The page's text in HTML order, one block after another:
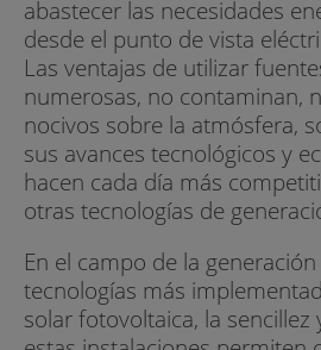
abastecer las necesidades
desde el punto de vista
Las ventajas de utilizar
numerosas, no contaminan,
nocivos sobre la atmósfera,
sus avances tecnológicos y
hacen cada día más
otras tecnologías de
En el campo de la
tecnologías más
solar fotovoltaica, la